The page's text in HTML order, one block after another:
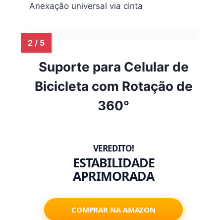
Anexação universal via cinta
Suporte para Celular de
Bicicleta com Rotação de
360°
ESTABILIDADE
APRIMORADA
COMPRAR NA AMAZON